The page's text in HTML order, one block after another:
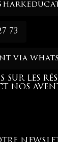
73
via
LES
NOS